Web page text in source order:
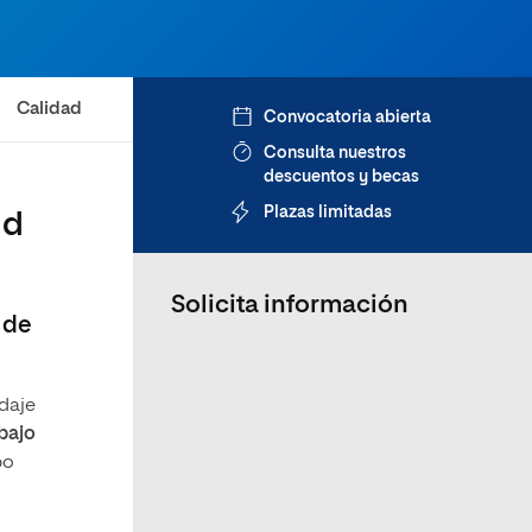
Calidad Convocatoria abierta
Consulta nuestros
descuentos y becas
Plazas limitadas
Solicita información